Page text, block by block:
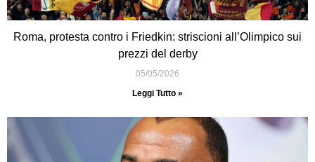
Roma, protesta contro i Friedkin: striscioni all’Olimpico sui
prezzi del derby
05/05/2026
Leggi Tutto »